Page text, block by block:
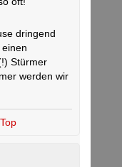
dringend
Stürmer
werden wir